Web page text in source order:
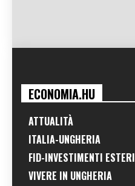
ECONOMIA.HU
ATTUALITÀ
ITALIA-UNGHERIA
FID-INVESTIMENTI ESTERI
VIVERE IN UNGHERIA